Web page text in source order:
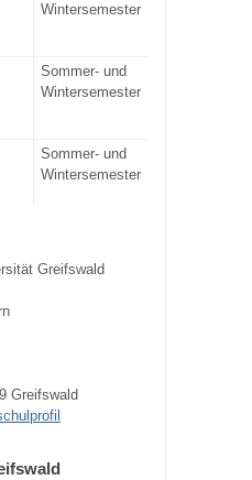
Wintersemester
Sommer- und
Wintersemester
Sommer- und
Wintersemester
Greifswald
Greifswald